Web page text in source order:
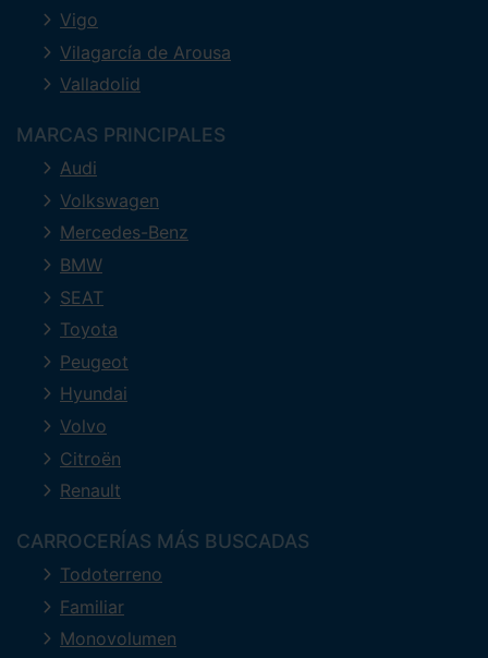
Vigo
Vilagarcía de Arousa
Valladolid
MARCAS PRINCIPALES
Audi
Volkswagen
Mercedes-Benz
BMW
SEAT
Toyota
Peugeot
Hyundai
Volvo
Citroën
Renault
CARROCERÍAS MÁS BUSCADAS
Todoterreno
Familiar
Monovolumen